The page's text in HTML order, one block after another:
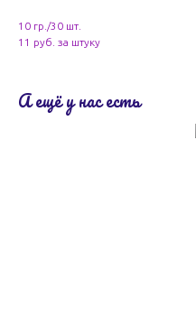
10 гр./30 шт.
11 руб. за штуку
А ещё у нас есть